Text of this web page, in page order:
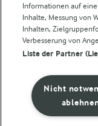
© Arla Foods amba
Cookie Wahl wieder
Nutzerbedingungen
Impressum
Informationen auf
Inhalte, Messung von
Inhalten,
Verbesserung von
Liste der Partner
Nicht